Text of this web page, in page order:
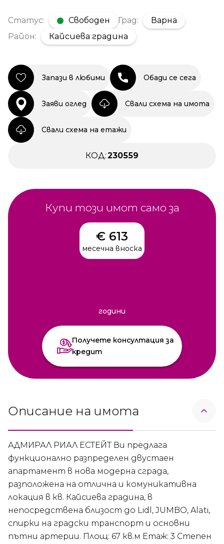
Статус: Свободен Град:
Варна
Район:
Кайсиева градина
Запази в любими Обади се сега
Заяви оглед Свали схема на имота
Свали схема на етажи
КОД:230559
Купи този имот само за
€ 613
месечна вноска
години
Получете консултация за
кредит
Описание на имота
АДМИРАЛ РИАЛ ЕСТЕЙТ Ви предлага
функционално разпределен двустаен
апартамент в нова модерна сграда,
разположена на отлична и комуникативна
локация в кв. Кайсиева градина, в
непосредствена близост до Lidl, JUMBO, Alati,
спирки на градски транспорт и основни
пътни артерии. Площ: 67 кв.м Етаж: 3 Степен